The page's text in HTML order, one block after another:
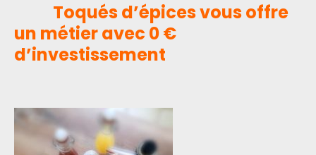
Toqués d’épices vous offre
un métier avec 0 €
d’investissement